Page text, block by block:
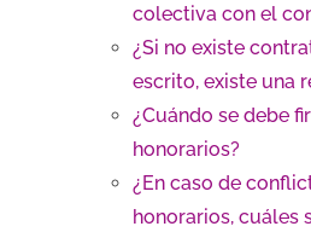
colectiva con el
¿Si no existe
escrito, existe una
¿Cuándo se debe
honorarios?
¿En caso de
honorarios, cuáles